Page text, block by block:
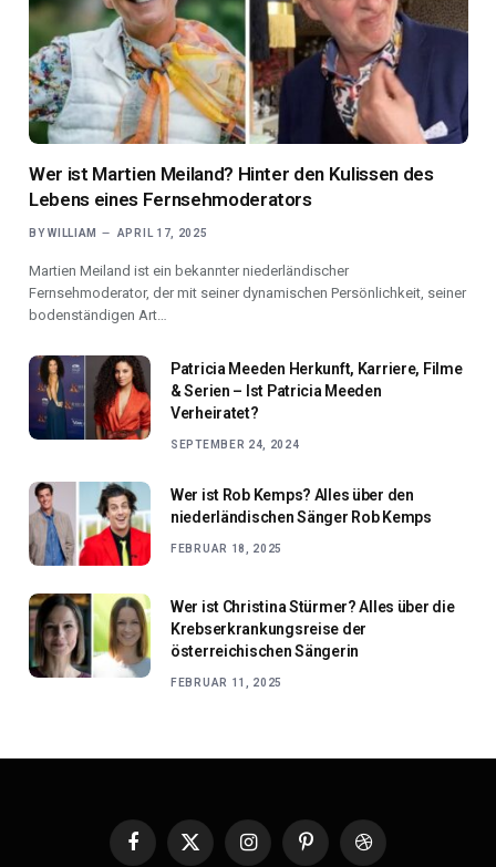
Wer ist Martien Meiland? Hinter den Kulissen des
Lebens eines Fernsehmoderators
BY WILLIAM APRIL 17, 2025
Martien Meiland ist ein bekannter niederländischer
Fernsehmoderator, der mit seiner dynamischen Persönlichkeit, seiner
bodenständigen Art…
Patricia Meeden Herkunft, Karriere, Filme
& Serien – Ist Patricia Meeden
Verheiratet?
SEPTEMBER 24, 2024
Wer ist Rob Kemps? Alles über den
niederländischen Sänger Rob Kemps
FEBRUAR 18, 2025
Wer ist Christina Stürmer? Alles über die
Krebserkrankungsreise der
österreichischen Sängerin
FEBRUAR 11, 2025
Facebook
X
InstagramPinterestDribbble